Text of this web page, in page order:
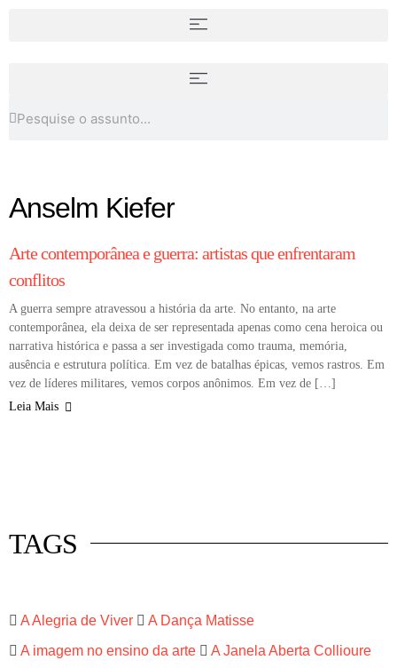
Poetas latino-americanas para
conhecer
Acessibilidade em museus e
espaços culturais
Anselm Kiefer
ARTISTAS COLUNA
Arte contemporânea e guerra: artistas que enfrentaram
conflitos
A guerra sempre atravessou a história da arte. No entanto, na arte
contemporânea, ela deixa de ser representada apenas como cena heroica ou
narrativa histórica e passa a ser investigada como trauma, memória,
ausência e estrutura política. Em vez de batalhas épicas, vemos rastros. Em
vez de líderes militares, vemos corpos anônimos. Em vez de […]
Leia Mais
TAGS
A Alegria de Viver
A Dança Matisse
A imagem no ensino da arte
A Janela Aberta Collioure